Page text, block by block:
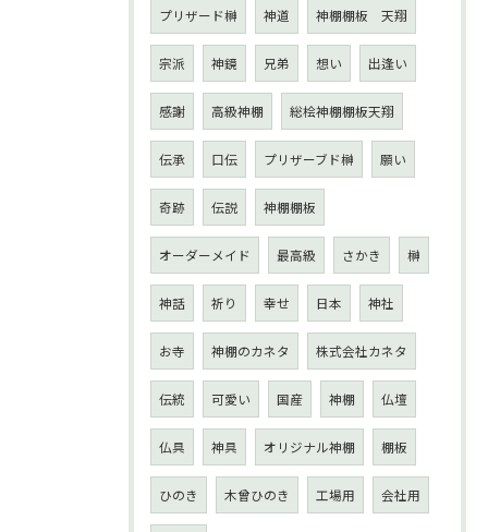
プリザード榊 神道 神棚棚板 天翔
宗派 神鏡 兄弟 想い 出逢い
感謝 高級神棚 総桧神棚棚板天翔
伝承 口伝 プリザーブド榊 願い
奇跡 伝説 神棚棚板
オーダーメイド 最高級 さかき 榊
神話 祈り 幸せ 日本 神社
お寺 神棚のカネタ 株式会社カネタ
伝統 可愛い 国産 神棚 仏壇
仏具 神具 オリジナル神棚 棚板
ひのき 木曾ひのき 工場用 会社用